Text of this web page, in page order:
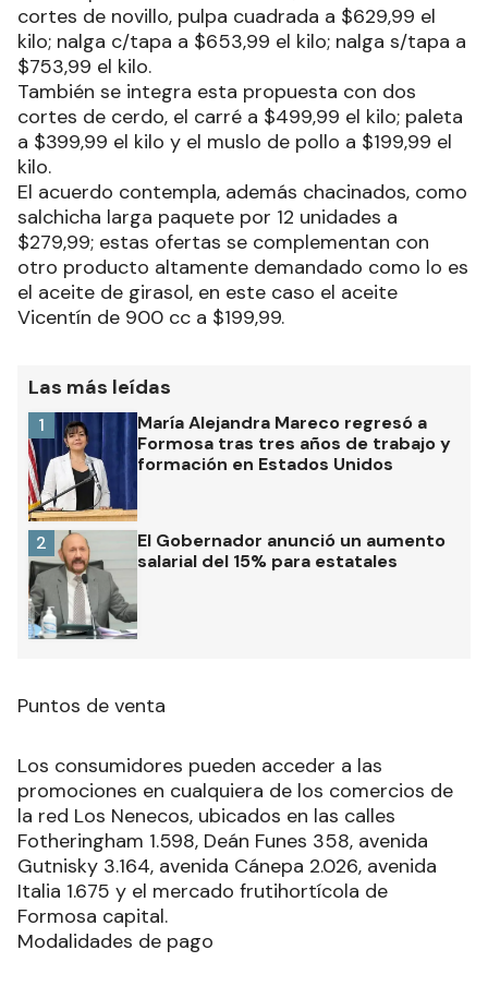
cortes de novillo, pulpa cuadrada a $629,99 el
kilo; nalga c/tapa a $653,99 el kilo; nalga s/tapa a
$753,99 el kilo.
También se integra esta propuesta con dos
cortes de cerdo, el carré a $499,99 el kilo; paleta
a $399,99 el kilo y el muslo de pollo a $199,99 el
kilo.
El acuerdo contempla, además chacinados, como
salchicha larga paquete por 12 unidades a
$279,99; estas ofertas se complementan con
otro producto altamente demandado como lo es
el aceite de girasol, en este caso el aceite
Vicentín de 900 cc a $199,99.
Las más leídas
María Alejandra Mareco regresó a
Formosa tras tres años de trabajo y
formación en Estados Unidos
1
El Gobernador anunció un aumento
salarial del 15% para estatales
2
Puntos de venta
Los consumidores pueden acceder a las
promociones en cualquiera de los comercios de
la red Los Nenecos, ubicados en las calles
Fotheringham 1.598, Deán Funes 358, avenida
Gutnisky 3.164, avenida Cánepa 2.026, avenida
Italia 1.675 y el mercado frutihortícola de
Formosa capital.
Modalidades de pago